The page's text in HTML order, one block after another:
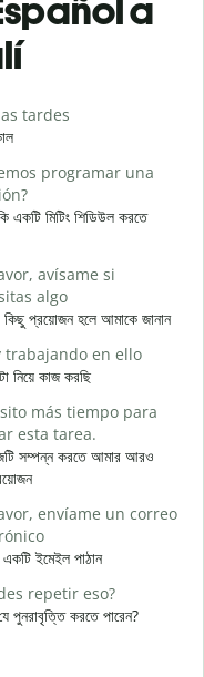
a
tardes
programar una
একটি মিটিং শিডিউল করতে
avísame si
algo
প্রয়োজন হলে আমাকে জানান
trabajando en ello
নিয়ে কাজ করছি
más tiempo para
esta tarea.
সম্পন্ন করতে আমার আরও
envíame un correo
ইমেইল পাঠান
repetir eso?
পুনরাবৃত্তি করতে পারেন?